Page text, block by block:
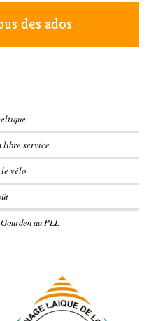
des ados
libre service
vélo
au PLL